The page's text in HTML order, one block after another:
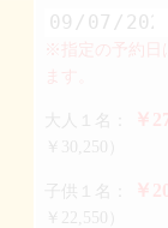
※指定の予約日
大人１名： ￥
￥30,250）
子供１名： ￥
￥22,550）